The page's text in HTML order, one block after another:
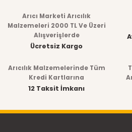
Arıcı Marketi Arıcılık
Malzemeleri 2000 TL Ve Üzeri
Alışverişlerde
Ücretsiz Kargo
Arıcılık Malzemelerinde Tüm
Kredi Kartlarına
12 Taksit İmkanı